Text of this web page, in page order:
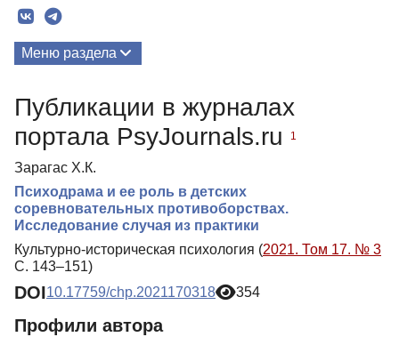
Меню раздела
Публикации в журналах
портала PsyJournals.ru
1
Зарагас Х.К.
Психодрама и ее роль в детских
соревновательных противоборствах.
Исследование случая из практики
Культурно-историческая психология (2021. Том 17. № 3
С. 143–151)
DOI10.17759/chp.2021170318 354
Профили автора